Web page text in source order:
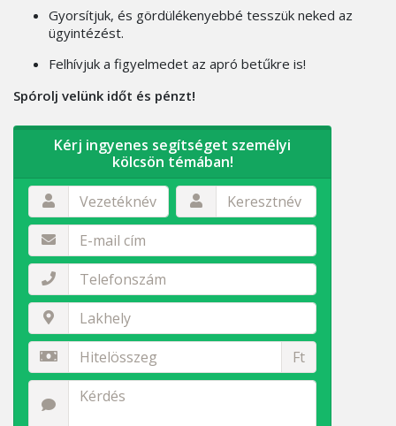
Gyorsítjuk, és gördülékenyebbé tesszük neked az
ügyintézést.
Felhívjuk a figyelmedet az apró betűkre is!
Spórolj velünk időt és pénzt!
Kérj ingyenes segítséget személyi
kölcsön témában!
Ft